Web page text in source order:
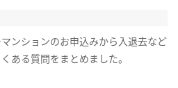
ンションのお申込みから入退去など
ある質問をまとめました。